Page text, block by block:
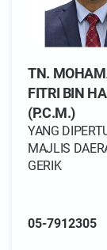
TN.
FITRI BIN
(P.C.M.)
YANG
MAJLIS
GERIK
05-7912305